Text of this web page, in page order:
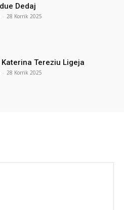
Dedaj
- 28 Korrik 2025
Tereziu Ligeja
- 28 Korrik 2025